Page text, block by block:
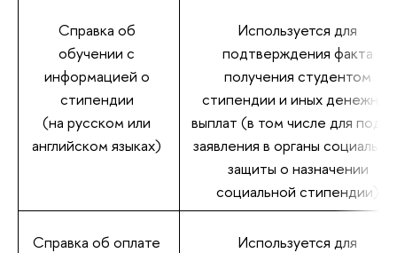
Справка о
обучении с
информацией о
стипендии
(на русском или
английском языках)
Используется для
подтверждения факта
получения студентом
стипендии и иных денежных
ыплат (в том числе для
заявления в органы
защиты о назначении
социальной стипендии)
Справка об оплате
Используется для